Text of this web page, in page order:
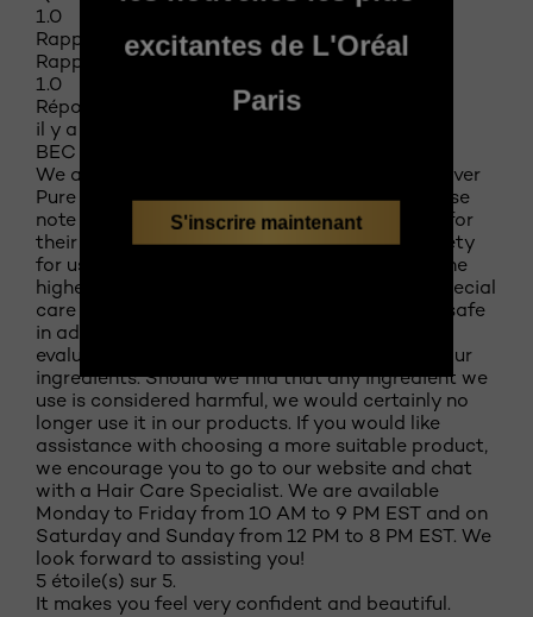
1.0
Rapport qualité-prix du produit
Rapport qualité-prix du produit, 1.0 sur 5
1.0
Réponse de L'Oreal Paris Canada :
il y a 10 mois
BEC
We are sorry about your experience with our Ever
Pure Sulfate Free Thickening Conditioner. Please
note that the ingredients we use are selected for
their efficacy as well as for their record of safety
for use. As we are committed to formulating the
highest quality products, we at L'Oréal take special
care to ensure that all ingredients we use are safe
in addition to being beneficial. We continually
evaluate the most current information about our
ingredients. Should we find that any ingredient we
use is considered harmful, we would certainly no
longer use it in our products. If you would like
assistance with choosing a more suitable product,
we encourage you to go to our website and chat
with a Hair Care Specialist. We are available
Monday to Friday from 10 AM to 9 PM EST and on
Saturday and Sunday from 12 PM to 8 PM EST. We
look forward to assisting you!
5 étoile(s) sur 5.
It makes you feel very confident and beautiful.
excitantes de L'Oréal
Paris
S'inscrire maintenant